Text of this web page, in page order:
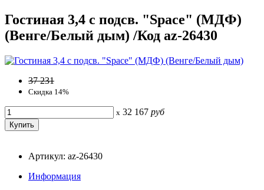
Гостиная 3,4 с подсв. "Space" (МДФ)
(Венге/Белый дым) /Код az-26430
37 231
Скидка 14%
x 32 167 руб
Артикул: az-26430
Информация